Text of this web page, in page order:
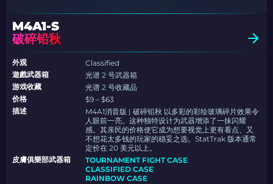
M4A1-S
破碎铅秋
外观
Classified
遊戲武器箱
光谱 2 号武器箱
游戏收藏
光谱 2 号收藏品
价格
$9 – $63
描述
M4A1消音版 | 破碎铅秋 以多彩的彩绘玻璃碎片效果令
人眼前一亮。这种独特设计为武器增添了一抹闪耀
感。其亲民的价格使它成为想要视觉上更有看点、又
不想花太多钱的玩家的稳妥之选。StatTrak 版本通常
定价在 20 美元以上。
皮膚俱樂部武器箱
TOURNAMENT FIGHT CASE
CLASSIFIED CASE
RAINBOW CASE